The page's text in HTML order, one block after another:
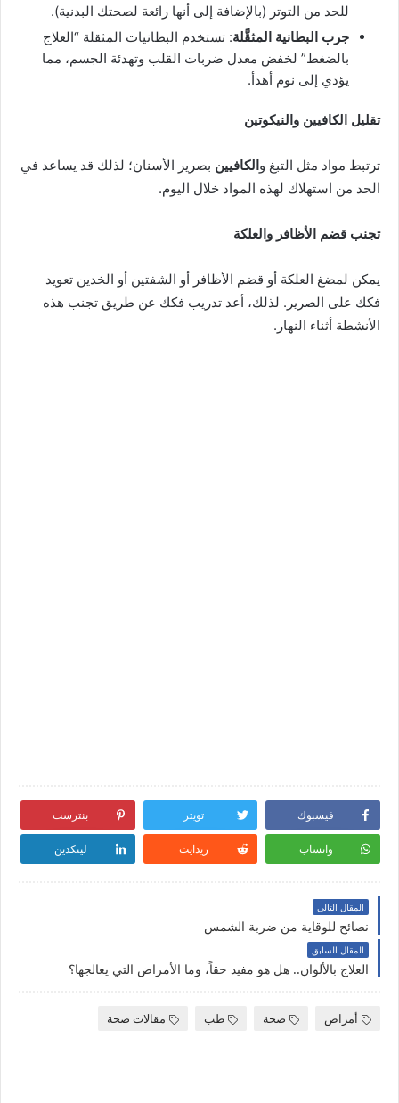
للحد من التوتر (بالإضافة إلى أنها رائعة لصحتك البدنية).
جرب البطانية المثقَّلة: تستخدم البطانيات المثقلة “العلاج
بالضغط” لخفض معدل ضربات القلب وتهدئة الجسم، مما
يؤدي إلى نوم أهدأ.
تقليل الكافيين والنيكوتين
ترتبط مواد مثل التبغ و الكافيين بصرير الأسنان؛ لذلك قد يساعد في
الحد من استهلاك لهذه المواد خلال اليوم.
تجنب قضم الأظافر والعلكة
يمكن لمضغ العلكة أو قضم الأظافر أو الشفتين أو الخدين تعويد
فكك على الصرير. لذلك، أعد تدريب فكك عن طريق تجنب هذه
الأنشطة أثناء النهار.
فيسبوك تويتر بنترست
واتساب ريدايت لينكدين
المقال التالي
نصائح للوقاية من ضربة الشمس
المقال السابق
العلاج بالألوان.. هل هو مفيد حقاً، وما الأمراض التي يعالجها؟
أمراض صحة طب مقالات صحة